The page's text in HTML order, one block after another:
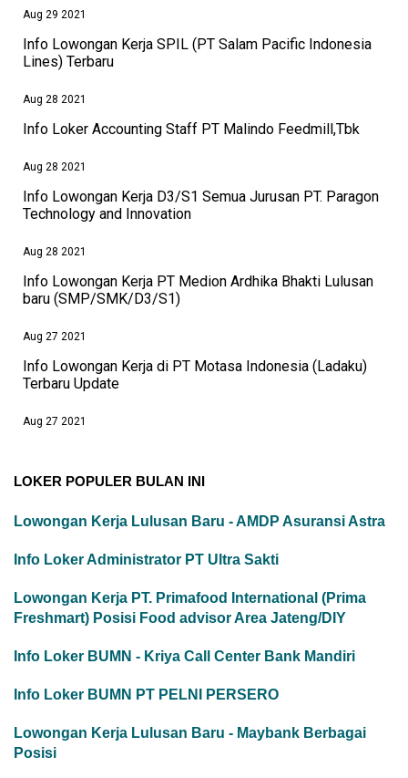
Aug 29 2021
Info Lowongan Kerja SPIL (PT Salam Pacific Indonesia
Lines) Terbaru
Aug 28 2021
Info Loker Accounting Staff PT Malindo Feedmill,Tbk
Aug 28 2021
Info Lowongan Kerja D3/S1 Semua Jurusan PT. Paragon
Technology and Innovation
Aug 28 2021
Info Lowongan Kerja PT Medion Ardhika Bhakti Lulusan
baru (SMP/SMK/D3/S1)
Aug 27 2021
Info Lowongan Kerja di PT Motasa Indonesia (Ladaku)
Terbaru Update
Aug 27 2021
LOKER POPULER BULAN INI
Lowongan Kerja Lulusan Baru - AMDP Asuransi Astra
Info Loker Administrator PT Ultra Sakti
Lowongan Kerja PT. Primafood International (Prima
Freshmart) Posisi Food advisor Area Jateng/DIY
Info Loker BUMN - Kriya Call Center Bank Mandiri
Info Loker BUMN PT PELNI PERSERO
Lowongan Kerja Lulusan Baru - Maybank Berbagai
Posisi